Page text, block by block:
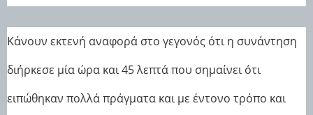
Κάνουν εκτενή αναφορά στο γεγονός ότι η συνάντηση
διήρκεσε μία ώρα και 45 λεπτά που σημαίνει ότι
ειπώθηκαν πολλά πράγματα και με έντονο τρόπο και